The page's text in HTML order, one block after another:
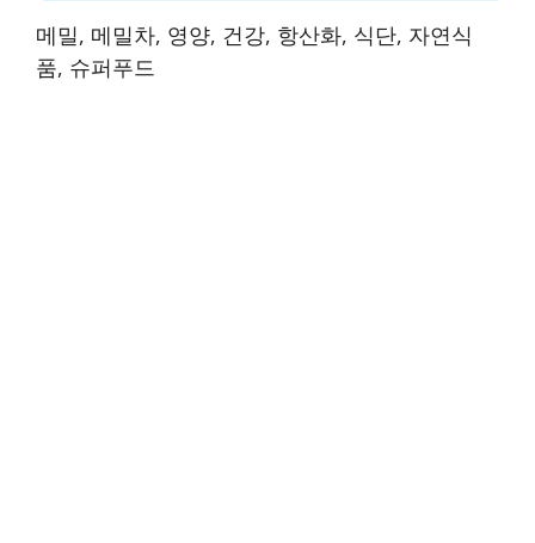
메밀, 메밀차, 영양, 건강, 항산화, 식단, 자연식
품, 슈퍼푸드